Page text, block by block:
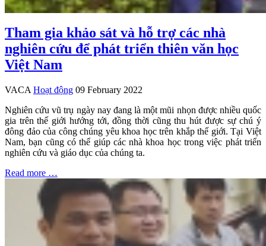
Tham gia khảo sát và hỗ trợ các nhà
nghiên cứu để phát triển thiên văn học
Việt Nam
VACA Hoạt động 09 February 2022
Nghiên cứu vũ trụ ngày nay đang là một mũi nhọn được nhiều quốc
gia trên thế giới hướng tới, đồng thời cũng thu hút được sự chú ý
đông đảo của công chúng yêu khoa học trên khắp thế giới. Tại Việt
Nam, bạn cũng có thể giúp các nhà khoa học trong việc phát triển
nghiên cứu và giáo dục của chúng ta.
Read more …